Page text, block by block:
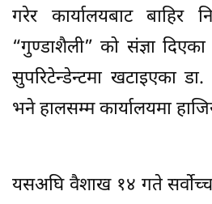
गरेर कार्यालयबाट बाहिर
“गुण्डाशैली” को संज्ञा
सुपरिटेन्डेन्टमा खटाइएका
भने हालसम्म कार्यालयमा
यसअघि वैशाख १४ गते